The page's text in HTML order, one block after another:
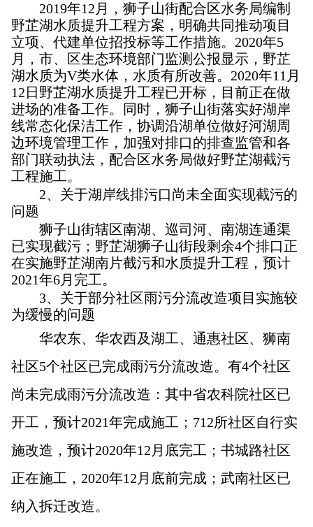
2019年12月，狮子山街配合区水务局编制
野芷湖水质提升工程方案，明确共同推动项目
立项、代建单位招投标等工作措施。2020年5
月，市、区生态环境部门监测公报显示，野芷
湖水质为V类水体，水质有所改善。2020年11月
12日野芷湖水质提升工程已开标，目前正在做
进场的准备工作。同时，狮子山街落实好湖岸
线常态化保洁工作，协调沿湖单位做好河湖周
边环境管理工作，加强对排口的排查监管和各
部门联动执法，配合区水务局做好野芷湖截污
工程施工。
2、关于湖岸线排污口尚未全面实现截污的
问题
狮子山街辖区南湖、巡司河、南湖连通渠
已实现截污；野芷湖狮子山街段剩余4个排口正
在实施野芷湖南片截污和水质提升工程，预计
2021年6月完工。
3、关于部分社区雨污分流改造项目实施较
为缓慢的问题
华农东、华农西及湖工、通惠社区、狮南
社区5个社区已完成雨污分流改造。有4个社区
尚未完成雨污分流改造：其中省农科院社区已
开工，预计2021年完成施工；712所社区自行实
施改造，预计2020年12月底完工；书城路社区
正在施工，2020年12月底前完成；武南社区已
纳入拆迁改造。